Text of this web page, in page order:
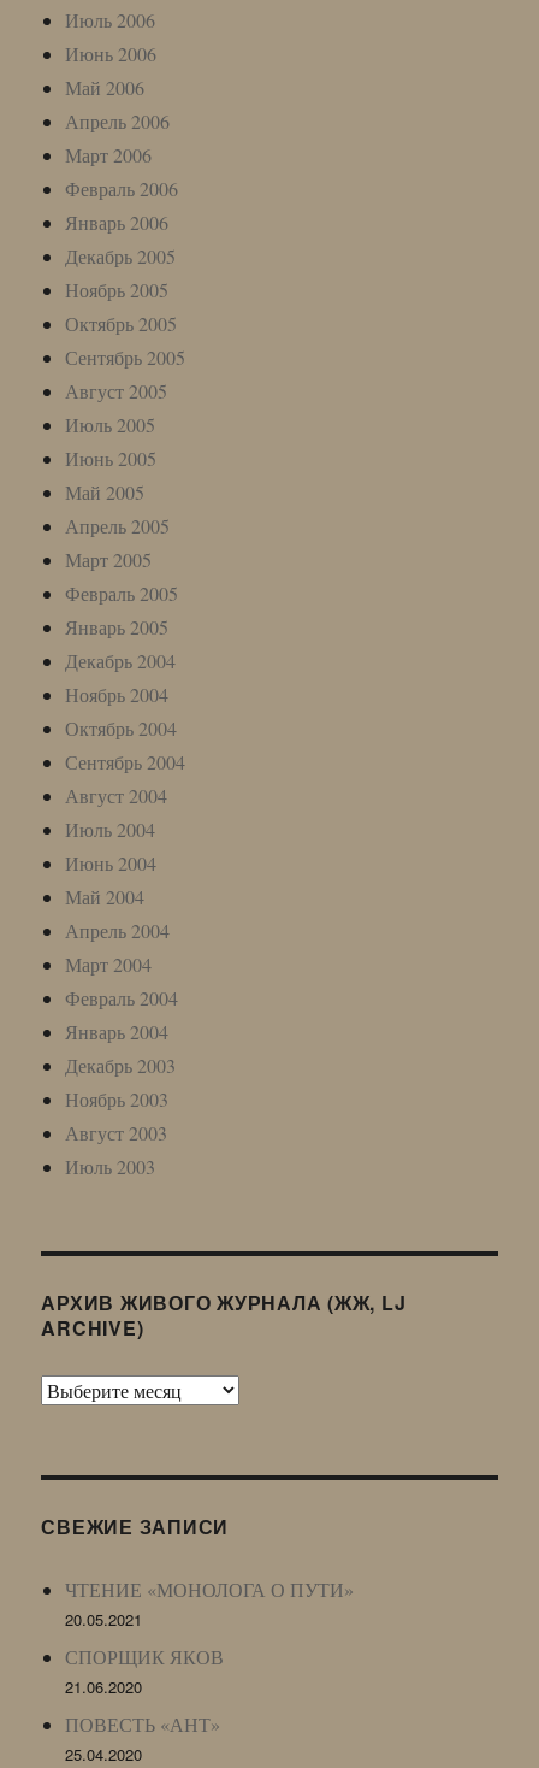
Июль 2006
Июнь 2006
Май 2006
Апрель 2006
Март 2006
Февраль 2006
Январь 2006
Декабрь 2005
Ноябрь 2005
Октябрь 2005
Сентябрь 2005
Август 2005
Июль 2005
Июнь 2005
Май 2005
Апрель 2005
Март 2005
Февраль 2005
Январь 2005
Декабрь 2004
Ноябрь 2004
Октябрь 2004
Сентябрь 2004
Август 2004
Июль 2004
Июнь 2004
Май 2004
Апрель 2004
Март 2004
Февраль 2004
Январь 2004
Декабрь 2003
Ноябрь 2003
Август 2003
Июль 2003
АРХИВ ЖИВОГО ЖУРНАЛА (ЖЖ, LJ
ARCHIVE)
Архив
LJ
СВЕЖИЕ ЗАПИСИ
ЧТЕНИЕ «МОНОЛОГА О ПУТИ»
20.05.2021
СПОРЩИК ЯКОВ
21.06.2020
ПОВЕСТЬ «АНТ»
25.04.2020